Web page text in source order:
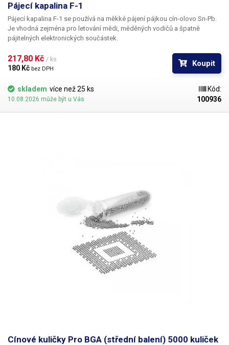
Pájecí kapalina F-1
Pájecí kapalina F-1 se používá na měkké pájení pájkou cín-olovo Sn-Pb.
Je vhodná zejména pro letování mědi, měděných vodičů a špatně
217,80 Kč / ks
180 Kč bez DPH
Koupit
skladem více než 25 ks
10.08.2026 může být u Vás
Kód:
100936
Cínové kuličky Pro BGA (střední balení) 5000 kuliček